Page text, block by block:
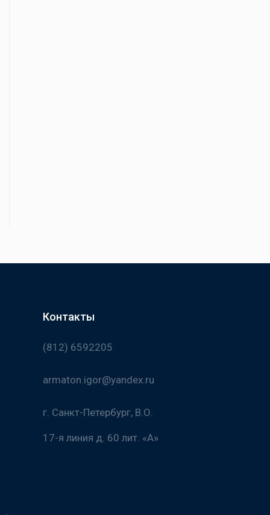
Контакты
(812) 6592205
armaton.igor@yandex.ru
г. Санкт-Петербург, В.О.
17-я линия д. 60 лит. «А»